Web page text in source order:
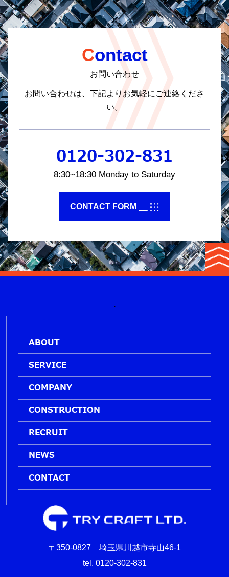
Contact
お問い合わせ
お問い合わせは、下記よりお気軽にご連絡くださ
い。
0120-302-831
8:30~18:30 Monday to Saturday
CONTACT FORM
`
ABOUT
SERVICE
COMPANY
CONSTRUCTION
RECRUIT
NEWS
CONTACT
〒350-0827 埼玉県川越市寺山46-1
tel. 0120-302-831